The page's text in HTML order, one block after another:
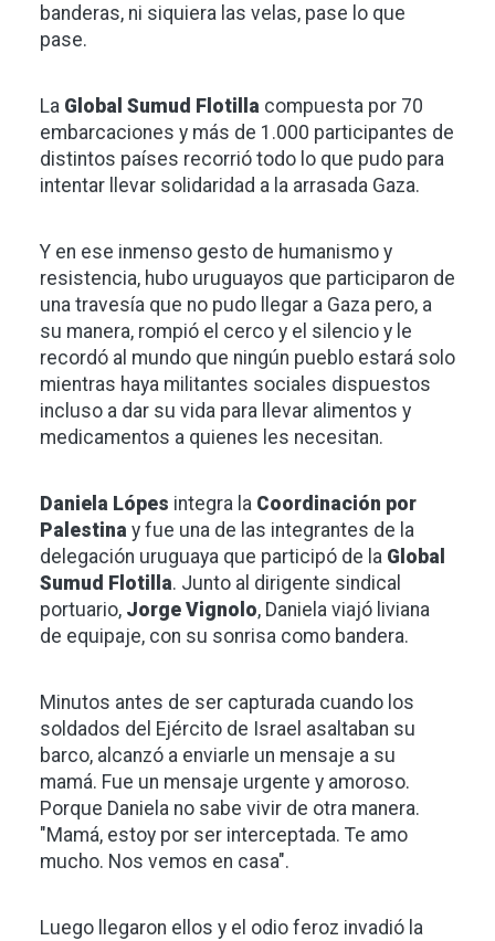
banderas, ni siquiera las velas, pase lo que
pase.
La Global Sumud Flotilla compuesta por 70
embarcaciones y más de 1.000 participantes de
distintos países recorrió todo lo que pudo para
intentar llevar solidaridad a la arrasada Gaza.
Y en ese inmenso gesto de humanismo y
resistencia, hubo uruguayos que participaron de
una travesía que no pudo llegar a Gaza pero, a
su manera, rompió el cerco y el silencio y le
recordó al mundo que ningún pueblo estará solo
mientras haya militantes sociales dispuestos
incluso a dar su vida para llevar alimentos y
medicamentos a quienes les necesitan.
Daniela Lópes integra la Coordinación por
Palestina y fue una de las integrantes de la
delegación uruguaya que participó de la Global
Sumud Flotilla. Junto al dirigente sindical
portuario, Jorge Vignolo, Daniela viajó liviana
de equipaje, con su sonrisa como bandera.
Minutos antes de ser capturada cuando los
soldados del Ejército de Israel asaltaban su
barco, alcanzó a enviarle un mensaje a su
mamá. Fue un mensaje urgente y amoroso.
Porque Daniela no sabe vivir de otra manera.
"Mamá, estoy por ser interceptada. Te amo
mucho. Nos vemos en casa".
Luego llegaron ellos y el odio feroz invadió la